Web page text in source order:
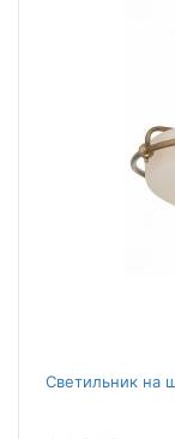
Светильник на